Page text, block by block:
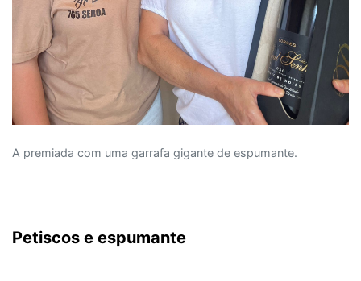
A premiada com uma garrafa gigante de espumante.
Petiscos e espumante